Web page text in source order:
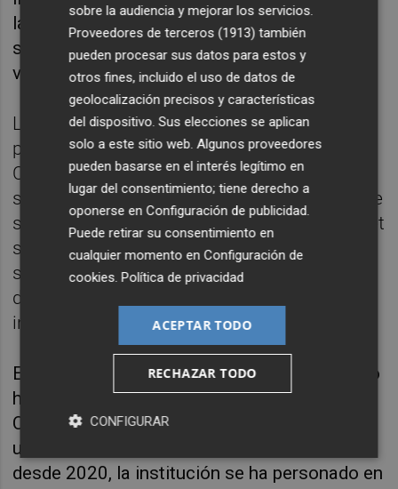
las denuncias de los ciudadanos que,
sospechando del profesional, buscan la
verificación de su colegiación.
Las penas actuales por intrusismo
profesional en España, estipuladas en el
Código Penal, varían desde una multa de
seis a doce meses hasta penas de prisión de
seis meses a dos años. Sin embargo, Miravet
subraya la necesidad de endurecer estas
sanciones para que reflejen la gravedad del
delito y disuadan a los potenciales
infractores.
El incremento de casos de intrusismo médico
ha sido alarmante. Antes de la pandemia, el
Colegio de Médicos de Barcelona manejaba
un promedio de un caso al año. Sin embargo,
desde 2020, la institución se ha personado en
sobre la audiencia y mejorar los servicios.
Proveedores de terceros (1913) también
pueden procesar sus datos para estos y
otros fines, incluido el uso de datos de
geolocalización precisos y características
del dispositivo. Sus elecciones se aplican
solo a este sitio web. Algunos proveedores
pueden basarse en el interés legítimo en
lugar del consentimiento; tiene derecho a
oponerse enConfiguración de publicidad
Puede retirar su consentimiento en
cualquier momento enConfiguración de
cookies .Política de privacidad
ACEPTAR TODO
RECHAZAR TODO
CONFIGURAR